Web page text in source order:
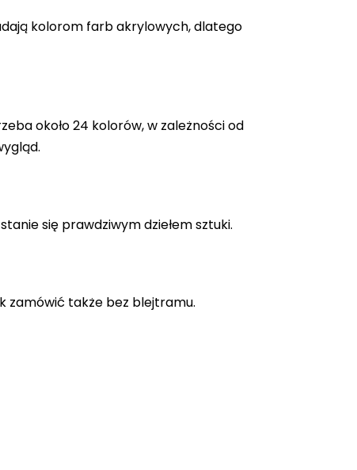
kolorom farb akrylowych, dlatego
około 24 kolorów, w zależności od
się prawdziwym dziełem sztuki.
zamówić także bez blejtramu.